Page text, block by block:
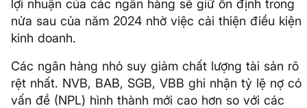
lợi nhuận của các ngân hàng sẽ giữ ổn định trong
nửa sau của năm 2024 nhờ việc cải thiện điều kiện
kinh doanh.
Các ngân hàng nhỏ suy giảm chất lượng tài sản rõ
rệt nhất. NVB, BAB, SGB, VBB ghi nhận tỷ lệ nợ có
vấn đề (NPL) hình thành mới cao hơn so với các